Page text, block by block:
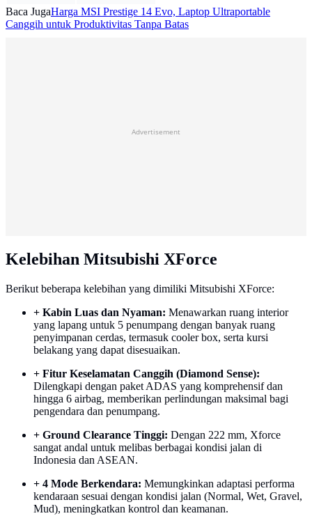
Baca JugaHarga MSI Prestige 14 Evo, Laptop Ultraportable
Canggih untuk Produktivitas Tanpa Batas
Advertisement
Kelebihan Mitsubishi XForce
Berikut beberapa kelebihan yang dimiliki Mitsubishi XForce:
+ Kabin Luas dan Nyaman: Menawarkan ruang interior
yang lapang untuk 5 penumpang dengan banyak ruang
penyimpanan cerdas, termasuk cooler box, serta kursi
belakang yang dapat disesuaikan.
+ Fitur Keselamatan Canggih (Diamond Sense):
Dilengkapi dengan paket ADAS yang komprehensif dan
hingga 6 airbag, memberikan perlindungan maksimal bagi
pengendara dan penumpang.
+ Ground Clearance Tinggi: Dengan 222 mm, Xforce
sangat andal untuk melibas berbagai kondisi jalan di
Indonesia dan ASEAN.
+ 4 Mode Berkendara: Memungkinkan adaptasi performa
kendaraan sesuai dengan kondisi jalan (Normal, Wet, Gravel,
Mud), meningkatkan kontrol dan keamanan.